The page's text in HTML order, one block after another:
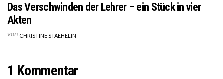
Das Verschwinden der Lehrer – ein Stück in vier
Akten
von CHRISTINE STAEHELIN
1 Kommentar